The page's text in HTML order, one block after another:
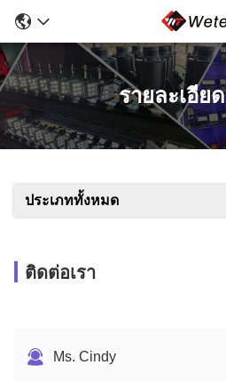
รายละเอีย
ประเภททั้งหมด
ติดต่อเรา
Ms. Cindy